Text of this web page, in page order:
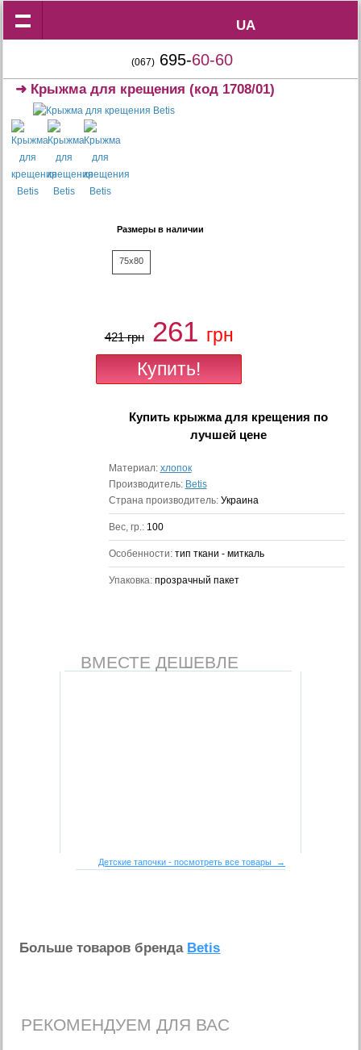
UA
UA
(067) 695-60-60
➜ Крыжма для крещения(код 1708/01)
Размеры в наличии
75x80
421 грн 261 грн
Купить крыжма для крещения по
лучшей цене
Материал: хлопок
Производитель: Betis
Страна производитель: Украина
Вес, гр.: 100
Особенности: тип ткани - миткаль
Упаковка: прозрачный пакет
ВМЕСТЕ ДЕШЕВЛЕ
Детские тапочки - посмотреть все товары →
Больше товаров бренда Betis
РЕКОМЕНДУЕМ ДЛЯ ВАС